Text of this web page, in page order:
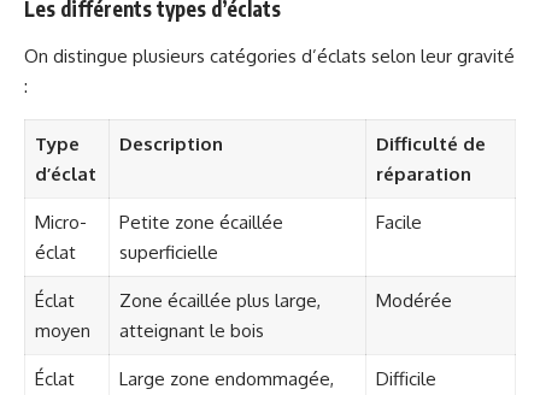
Les différents types d’éclats
On distingue plusieurs catégories d’éclats selon leur gravité
:
Type
d’éclat
Description
Difficulté de
réparation
Micro-
éclat
Petite zone écaillée
superficielle
Facile
Éclat
moyen
Zone écaillée plus large,
atteignant le bois
Modérée
Éclat
Large zone endommagée,
Difficile